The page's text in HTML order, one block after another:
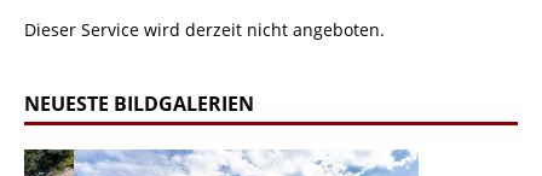
Dieser Service wird derzeit nicht angeboten.
NEUESTE BILDGALERIEN